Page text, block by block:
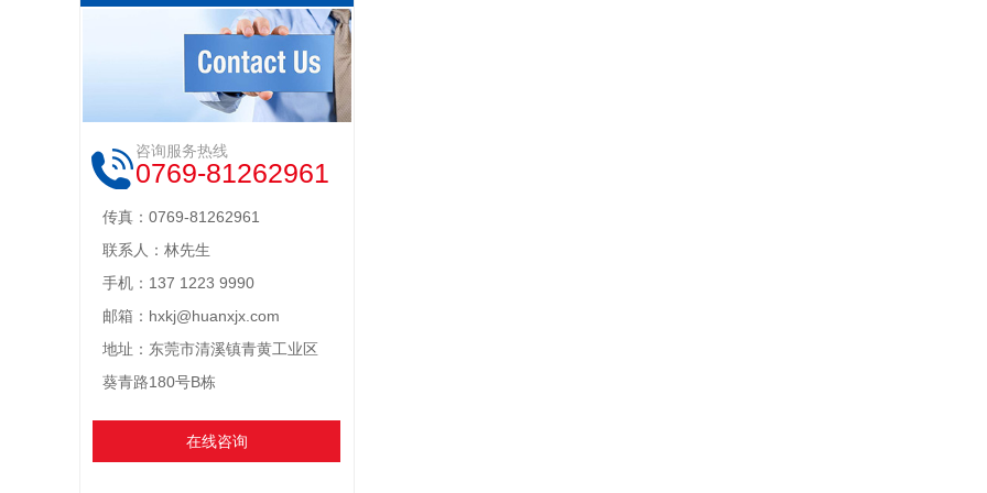
咨询服务热线
0769-81262961
传真：0769-81262961
联系人：林先生
手机：137 1223 9990
邮箱：hxkj@huanxjx.com
地址：东莞市清溪镇青黄工业区
葵青路180号B栋
在线咨询